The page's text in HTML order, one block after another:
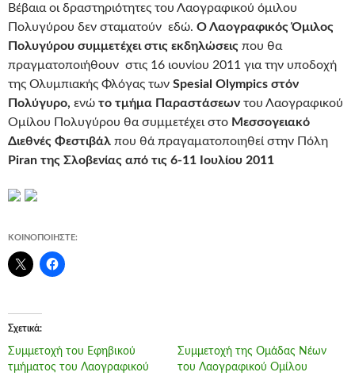
Βέβαια οι δραστηριότητες του Λαογραφικού όμιλου
Πολυγύρου δεν σταματούν εδώ. Ό Λαογραφικός Όμιλος
Πολυγύρου συμμετέχει στις εκδηλώσεις που θα
πραγματοποιήθουν στις 16 ιουνίου 2011 για την υποδοχή
της Ολυμπιακής Φλόγας των Spesial Olympics στόν
Πολύγυρο, ενώ το τμήμα Παραστάσεων του Λαογραφικού
Ομίλου Πολυγύρου θα συμμετέχει στο Μεσσογειακό
Διεθνές Φεστιβάλ που θά πραγαματοποιηθεί στην Πόλη
Piran της Σλοβενίας από τις 6-11 Ιουλίου 2011
ΚΟΙΝΟΠΟΙΉΣΤΕ:
Σχετικά
Συμμετοχή του Εφηβικού
τμήματος του Λαογραφικού
Συμμετοχή της Ομάδας Νέων
του Λαογραφικού Ομίλου